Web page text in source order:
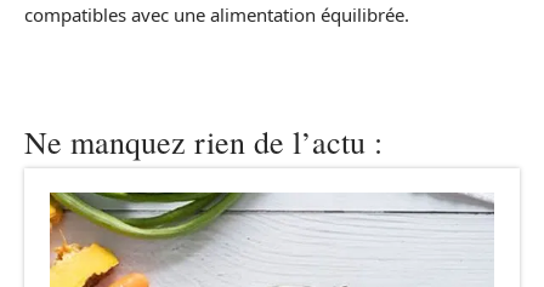
compatibles avec une alimentation équilibrée.
Ne manquez rien de l’actu :